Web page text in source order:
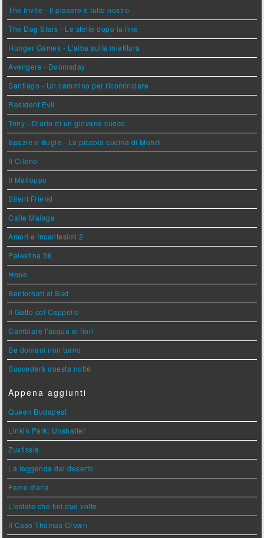
The Invite - Il piacere è tutto nostro
The Dog Stars - Le stelle dopo la fine
Hunger Games - L'alba sulla mietitura
Avengers - Doomsday
Santiago - Un cammino per ricominciare
Resident Evil
Tony - Diario di un giovane cuoco
Spezie e Bugie - La piccola cucina di Mehdi
Il Cileno
Il Malloppo
Silent Friend
Calle Malaga
Amori e Incantesimi 2
Palestina 36
Hope
Bentornati al Sud
Il Gatto col Cappello
Cambiare l'acqua ai fiori
Se domani non torno
Succederà questa notte
Appena aggiunti
Queen Budapest
Linkin Park: Unshatter
Zustissia
La leggenda del deserto
Fame d'aria
L'estate che finì due volte
Il Caso Thomas Crown